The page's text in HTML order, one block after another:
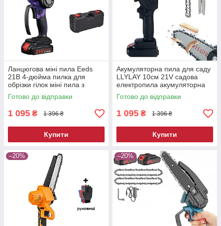
Ланцюгова міні пила Eeds
21В 4-дюйма пилка для
обрізки гілок міні пила з
акумулятором
Готово до відправки
1 095 ₴ 1 396 ₴
Купити
Акумуляторна пила для саду
LLYLAY 10см 21V садова
електропила акумуляторна
бездротова міні пила
Готово до відправки
1 095 ₴ 1 396 ₴
Купити
–20% –20%